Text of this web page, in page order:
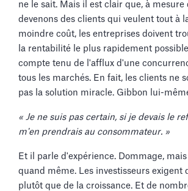
ne le sait. Mais il est clair que, à mesure
devenons des clients qui veulent tout à
moindre coût, les entreprises doivent
la rentabilité le plus rapidement
compte tenu de l'afflux d'une
tous les marchés. En fait, les clients ne
pas la solution miracle. Gibbon lui-
« Je ne suis pas certain, si je devais le
m'en prendrais au consommateur. »
Et il parle d'expérience. Dommage,
quand même. Les investisseurs exigent
plutôt que de la croissance. Et de